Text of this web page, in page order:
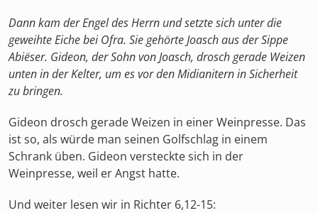
Dann kam der Engel des Herrn und setzte sich unter die
geweihte Eiche bei Ofra. Sie gehörte Joasch aus der Sippe
Abiëser. Gideon, der Sohn von Joasch, drosch gerade Weizen
unten in der Kelter, um es vor den Midianitern in Sicherheit
zu bringen.
Gideon drosch gerade Weizen in einer Weinpresse. Das
ist so, als würde man seinen Golfschlag in einem
Schrank üben. Gideon versteckte sich in der
Weinpresse, weil er Angst hatte.
Und weiter lesen wir in Richter 6,12-15: